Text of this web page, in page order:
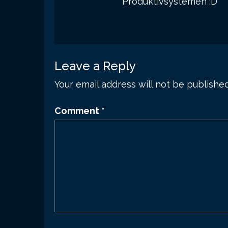
Leave a Reply
Your email address will not be
Comment *